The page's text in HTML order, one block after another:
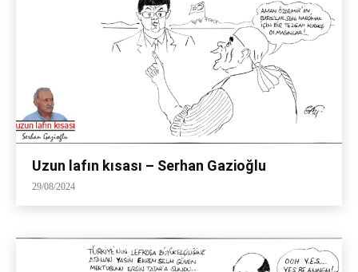
Uzun lafın kısası – Serhan Gazioğlu
29/08/2024